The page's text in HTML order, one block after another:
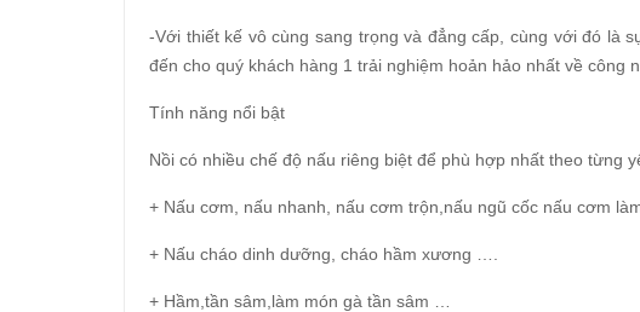
-Với thiết kế vô cùng sang trọng và đẳng cấp, cùng với đó là
đến cho quý khách hàng 1 trải nghiệm hoản hảo nhất về công
Tính năng nổi bật
Nồi có nhiều chế độ nấu riêng biệt để phù hợp nhất theo từng
+ Nấu cơm, nấu nhanh, nấu cơm trộn,nấu ngũ cốc nấu cơm
+ Nấu cháo dinh dưỡng, cháo hầm xương ….
+ Hầm,tần sâm,làm món gà tần sâm …